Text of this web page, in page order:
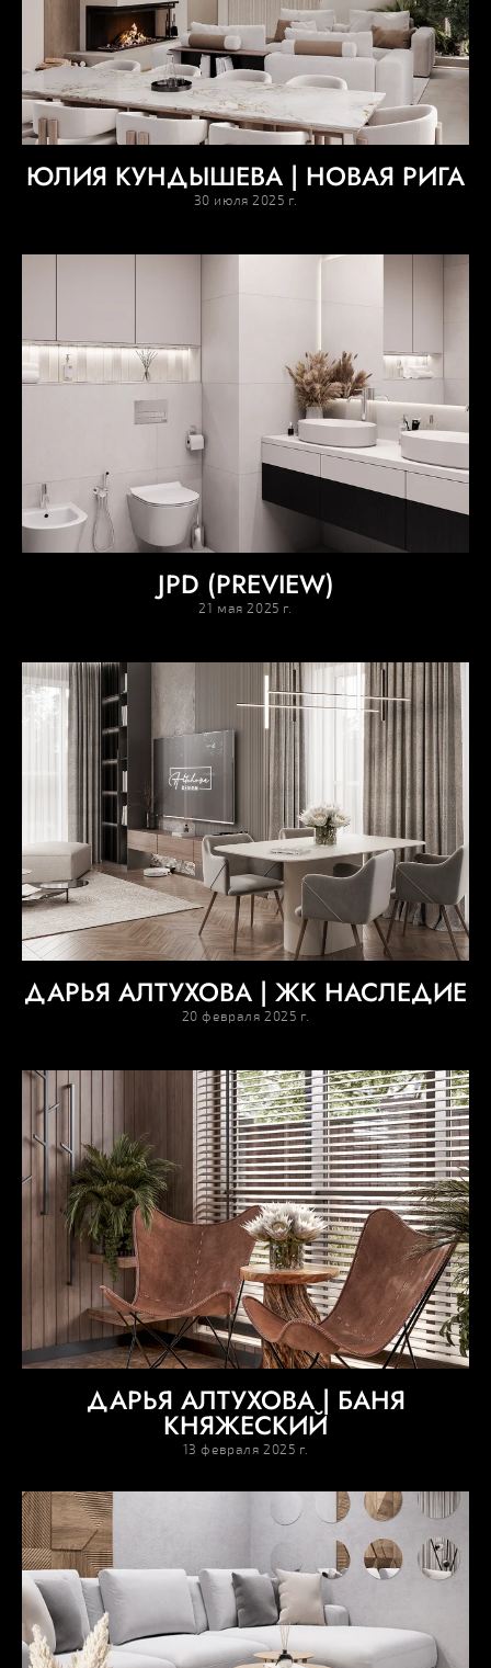
ЮЛИЯ КУНДЫШЕВА | НОВАЯ РИГА
30 июля 2025 г.
JPD (PREVIEW)
21 мая 2025 г.
ДАРЬЯ АЛТУХОВА | ЖК НАСЛЕДИЕ
20 февраля 2025 г.
ДАРЬЯ АЛТУХОВА | БАНЯ
КНЯЖЕСКИЙ
13 февраля 2025 г.